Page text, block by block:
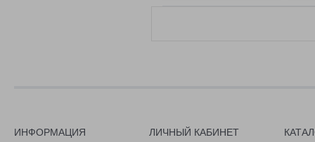
ИНФОРМАЦИЯ ЛИЧНЫЙ КАБИНЕТ